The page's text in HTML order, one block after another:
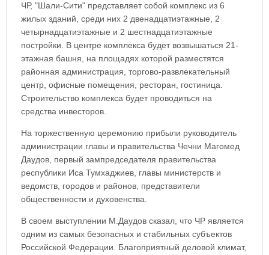
ЧР, "Шали-Сити" представляет собой комплекс из 6
жилых зданий, среди них 2 двенадцатиэтажные, 2
четырнадцатиэтажные и 2 шестнадцатиэтажные
постройки. В центре комплекса будет возвышаться 21-
этажная башня, на площадях которой разместятся
районная администрация, торгово-развлекательный
центр, офисные помещения, ресторан, гостиница.
Строительство комплекса будет проводиться на
средства инвесторов.
На торжественную церемонию прибыли руководитель
администрации главы и правительства Чечни Магомед
Даудов, первый зампредседателя правительства
республики Иса Тумхаджиев, главы министерств и
ведомств, городов и районов, представители
общественности и духовенства.
В своем выступлении М.Даудов сказал, что ЧР является
одним из самых безопасных и стабильных субъектов
Российской Федерации. Благоприятный деловой климат,